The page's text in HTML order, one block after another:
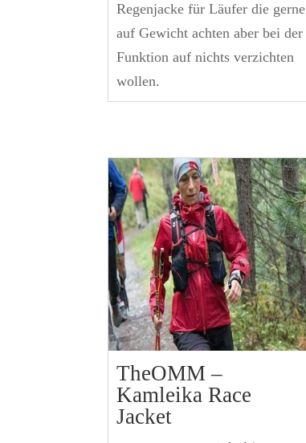
Regenjacke für Läufer die gerne
auf Gewicht achten aber bei der
Funktion auf nichts verzichten
wollen.
TheOMM –
Kamleika Race
Jacket